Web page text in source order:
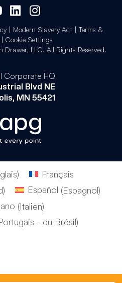
| Modern Slavery Act| Terms &
| Cookie Settings
LLC. All Rights Reserved.
Corporate HQ
Blvd NE
MN 55421
)
Français
) Español (Espagnol)
(Italien)
- du Brésil)